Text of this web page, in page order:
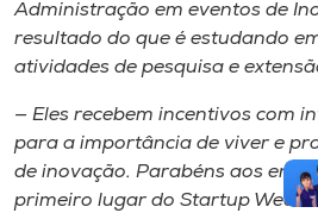
Administração em eventos de
resultado do que é estudando
atividades de pesquisa e
— Eles recebem incentivos com
para a importância de viver e
de inovação. Parabéns aos
primeiro lugar do Startup